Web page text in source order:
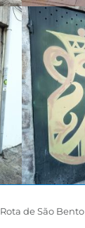
Rota de São Bento